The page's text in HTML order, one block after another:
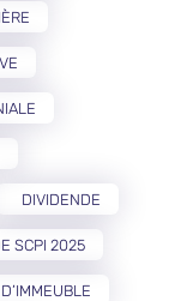
DIVIDENDE
SCPI 2025